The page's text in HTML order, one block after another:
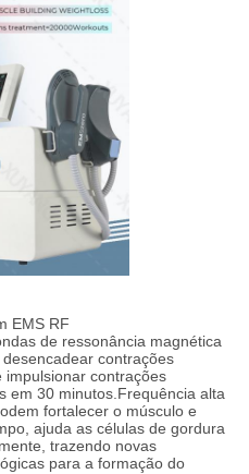
EMS RF
de ressonância magnética
contrações
impulsionar contrações
em 30 minutos.Frequência alta
fortalecer o músculo e
ajuda as células de gordura
trazendo novas
para a formação do